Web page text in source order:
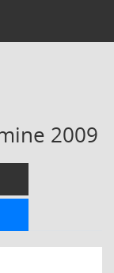
2009